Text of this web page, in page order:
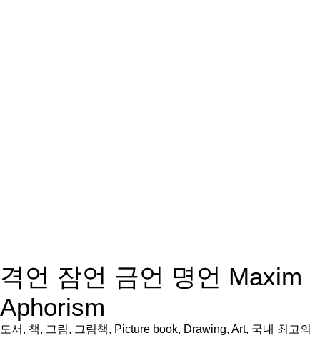
격언 잠언 금언 명언 Maxim
Aphorism
도서, 책, 그림, 그림책, Picture book, Drawing, Art, 국내 최고의